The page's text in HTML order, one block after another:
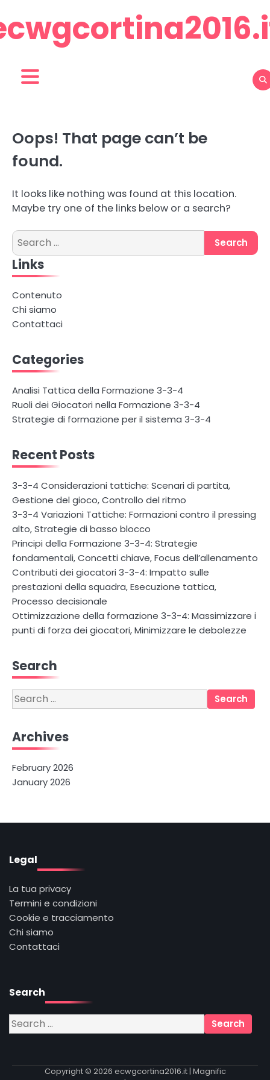
to
content
Oops! That page can’t be
found.
It looks like nothing was found at this location.
Maybe try one of the links below or a search?
Search
for:
Links
Contenuto
Chi siamo
Contattaci
Categories
Analisi Tattica della Formazione 3-3-4
Ruoli dei Giocatori nella Formazione 3-3-4
Strategie di formazione per il sistema 3-3-4
Recent Posts
3-3-4 Considerazioni tattiche: Scenari di partita,
Gestione del gioco, Controllo del ritmo
3-3-4 Variazioni Tattiche: Formazioni contro il pressing
alto, Strategie di basso blocco
Principi della Formazione 3-3-4: Strategie
fondamentali, Concetti chiave, Focus dell’allenamento
Contributi dei giocatori 3-3-4: Impatto sulle
prestazioni della squadra, Esecuzione tattica,
Processo decisionale
Ottimizzazione della formazione 3-3-4: Massimizzare i
punti di forza dei giocatori, Minimizzare le debolezze
Search
Search
for:
Archives
February 2026
January 2026
Legal
La tua privacy
Termini e condizioni
Cookie e tracciamento
Chi siamo
Contattaci
Search
Search
for:
Copyright © 2026 ecwgcortina2016.it| Magnific